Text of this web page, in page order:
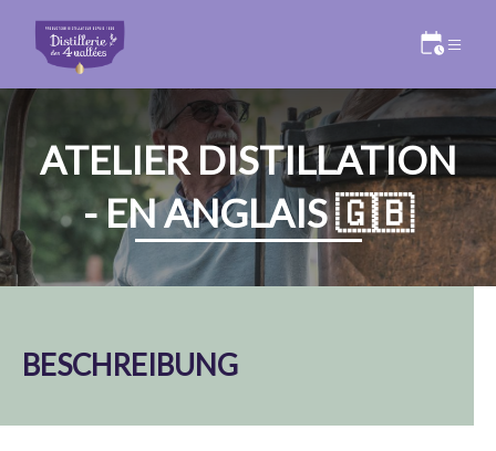
ATELIER DISTILLATION
- EN ANGLAIS 🇬🇧
BESCHREIBUNG